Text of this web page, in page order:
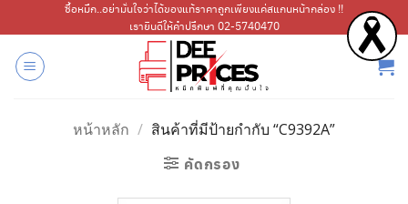
ไป
เนื้อหา
ซื้อหมึก..อย่ามั่นใจว่าได้ของแท้ราคาถูกเพียงแค่สแกนหน้ากล่อง !!
เรายินดีให้คำปรึกษา 02-5740470
หน้าหลัก / สินค้าที่มีป้ายกำกับ “C9392A”
คัดกรอง